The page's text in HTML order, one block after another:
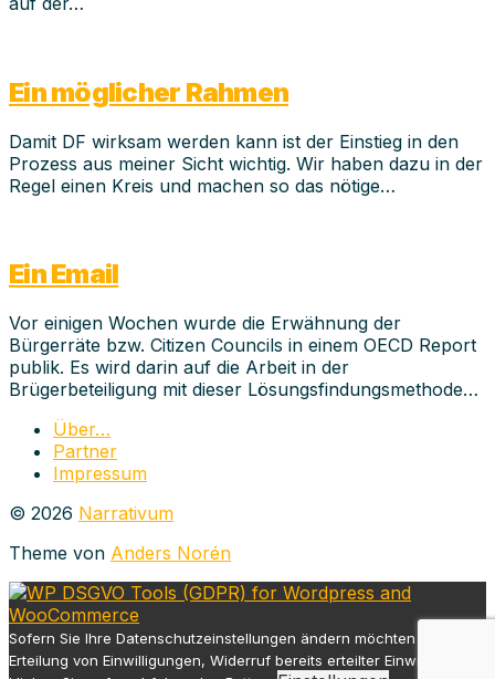
Ein möglicher Rahmen
Damit DF wirksam werden kann ist der Einstieg in den
Prozess aus meiner Sicht wichtig. Wir haben dazu in der
Regel einen Kreis und machen so das nötige…
Ein Email
Vor einigen Wochen wurde die Erwähnung der
Bürgerräte bzw. Citizen Councils in einem OECD Report
publik. Es wird darin auf die Arbeit in der
Brügerbeteiligung mit dieser Lösungsfindungsmethode…
Über…
Partner
Impressum
© 2026 Narrativum
Theme von Anders Norén
Sofern Sie Ihre Datenschutzeinstellungen ändern möchten z.B.
Erteilung von Einwilligungen, Widerruf bereits erteilter Einwilligungen